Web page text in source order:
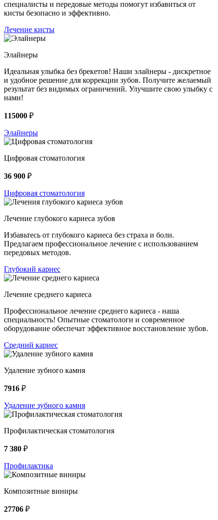
специалисты и передовые методы помогут избавиться от
кисты безопасно и эффективно.
Лечение кисты
Элайнеры
Идеальная улыбка без брекетов! Наши элайнеры - дискретное
и удобное решение для коррекции зубов. Получите желаемый
результат без видимых ограничений. Улучшите свою улыбку с
нами!
115000 ₽
Элайнеры
Цифровая стоматология
36 900 ₽
Цифровая стоматология
Лечение глубокого кариеса зубов
Избавьтесь от глубокого кариеса без страха и боли.
Предлагаем профессиональное лечение с использованием
передовых методов.
Глубокий кариес
Лечение среднего кариеса
Профессиональное лечение среднего кариеса - наша
специальность! Опытные стоматологи и современное
оборудование обеспечат эффективное восстановление зубов.
Средний кариес
Удаление зубного камня
7916 ₽
Удаление зубного камня
Профилактическая стоматология
7 380 ₽
Профилактика
Композитные виниры
27706 ₽